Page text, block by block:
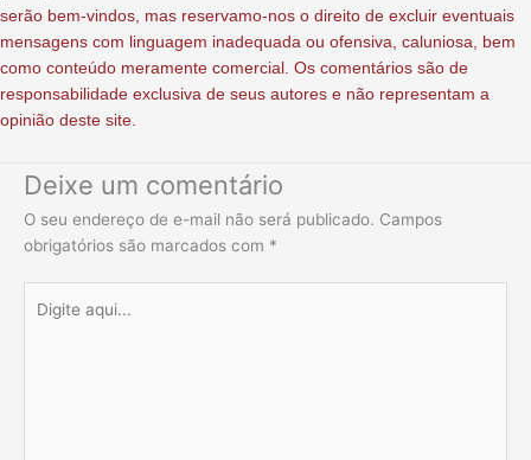
serão bem-vindos, mas reservamo-nos o direito de excluir eventuais
mensagens com linguagem inadequada ou ofensiva, caluniosa, bem
como conteúdo meramente comercial. Os comentários são de
responsabilidade exclusiva de seus autores e não representam a
opinião deste site.
Deixe um comentário
O seu endereço de e-mail não será publicado. Campos
obrigatórios são marcados com *
aqui...